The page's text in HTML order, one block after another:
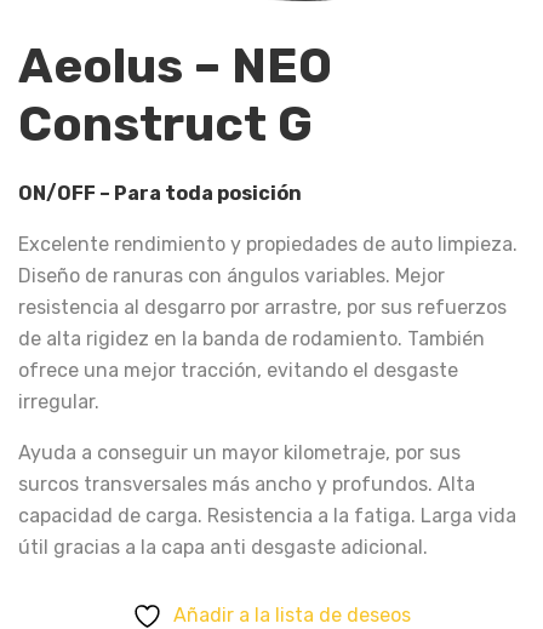
Aeolus – NEO
Construct G
ON/OFF – Para toda posición
Excelente rendimiento y propiedades de auto limpieza.
Diseño de ranuras con ángulos variables. Mejor
resistencia al desgarro por arrastre, por sus refuerzos
de alta rigidez en la banda de rodamiento. También
ofrece una mejor tracción, evitando el desgaste
irregular.
Ayuda a conseguir un mayor kilometraje, por sus
surcos transversales más ancho y profundos. Alta
capacidad de carga. Resistencia a la fatiga. Larga vida
útil gracias a la capa anti desgaste adicional.
Añadir a la lista de deseos